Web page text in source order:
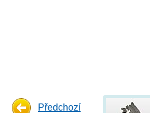
Předchozí